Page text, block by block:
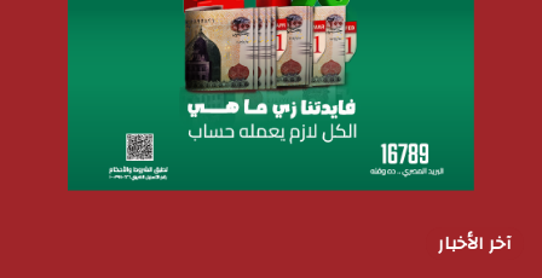
آخر الأخبار